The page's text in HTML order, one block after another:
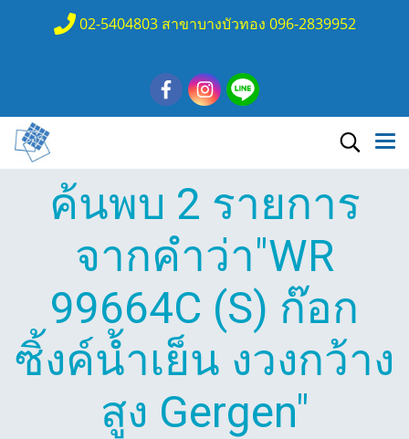
02-5404803 สาขาบางบัวทอง 096-2839952
ค้นพบ 2 รายการ
จากคำว่า"WR
99664C (S) ก๊อก
ซิ้งค์น้ำเย็น งวงกว้าง
สูง Gergen"